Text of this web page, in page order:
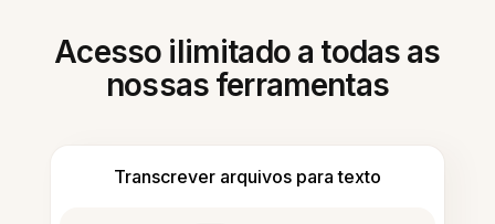
Acesso ilimitado a todas as
nossas ferramentas
Transcrever arquivos para texto